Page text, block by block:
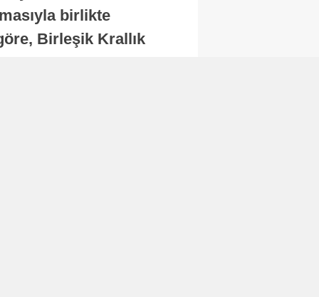
birlikte
Birleşik Krallık